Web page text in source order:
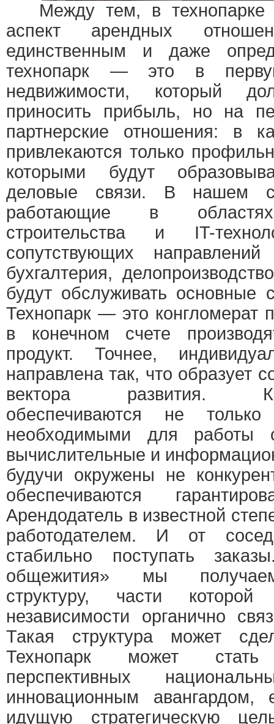
Между тем, в технопарке
аспект арендных
единственным и даже
технопарк — это в
недвижимости, который
приносить прибыль, но на
партнерские отношения: в
привлекаются только
которыми будут
деловые связи. В нашем
работающие в областях
строительства и IT-
сопутствующих направлений
бухгалтерия,
будут обслуживать основные
Технопарк — это конгломерат
в конечном счете
продукт. Точнее,
направлена так, что образует
вектора развития.
обеспечиваются не
необходимыми для работы
вычислительные и
будучи окружены не
обеспечиваются
Арендодатель в известной
работодателем. И от
стабильно поступать
общежития» мы
структуру, части
независимости органично
Такая структура может
Технопарк может
перспективных
инновационным авангардом,
идущую стратегическую